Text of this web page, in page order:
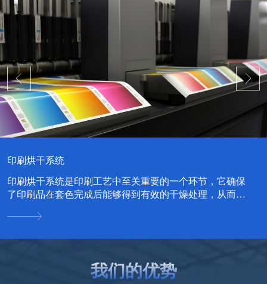
中药材烘干系统
中药材烘干系统是一种专门用于中药材干燥处理的设备系
统，其设计旨在提高中药材的干燥效率，同时保持药材的
我们的优势